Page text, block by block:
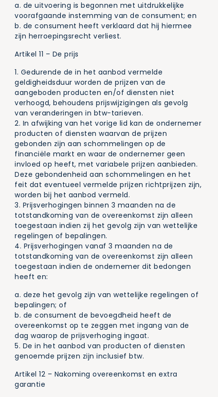
a. de uitvoering is begonnen met uitdrukkelijke
voorafgaande instemming van de consument; en
b. de consument heeft verklaard dat hij hiermee
zijn herroepingsrecht verliest.
Artikel 11 – De prijs
1. Gedurende de in het aanbod vermelde
geldigheidsduur worden de prijzen van de
aangeboden producten en/of diensten niet
verhoogd, behoudens prijswijzigingen als gevolg
van veranderingen in btw-tarieven.
2. In afwijking van het vorige lid kan de ondernemer
producten of diensten waarvan de prijzen
gebonden zijn aan schommelingen op de
financiële markt en waar de ondernemer geen
invloed op heeft, met variabele prijzen aanbieden.
Deze gebondenheid aan schommelingen en het
feit dat eventueel vermelde prijzen richtprijzen zijn,
worden bij het aanbod vermeld.
3. Prijsverhogingen binnen 3 maanden na de
totstandkoming van de overeenkomst zijn alleen
toegestaan indien zij het gevolg zijn van wettelijke
regelingen of bepalingen.
4. Prijsverhogingen vanaf 3 maanden na de
totstandkoming van de overeenkomst zijn alleen
toegestaan indien de ondernemer dit bedongen
heeft en:
a. deze het gevolg zijn van wettelijke regelingen of
bepalingen; of
b. de consument de bevoegdheid heeft de
overeenkomst op te zeggen met ingang van de
dag waarop de prijsverhoging ingaat.
5. De in het aanbod van producten of diensten
genoemde prijzen zijn inclusief btw.
Artikel 12 – Nakoming overeenkomst en extra
garantie